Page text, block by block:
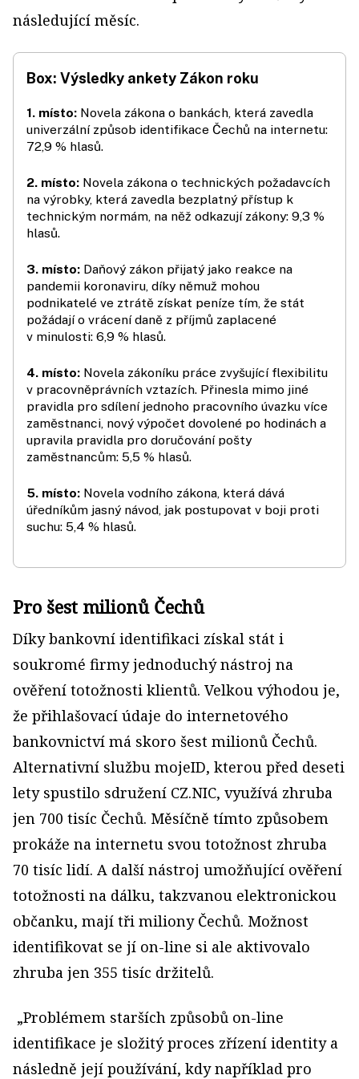
následující měsíc.
Box: Výsledky ankety Zákon roku
1. místo: Novela zákona o bankách, která zavedla
univerzální způsob identifikace Čechů na internetu:
72,9 % hlasů.
2. místo: Novela zákona o technických požadavcích
na výrobky, která zavedla bezplatný přístup k
technickým normám, na něž odkazují zákony: 9,3 %
hlasů.
3. místo: Daňový zákon přijatý jako reakce na
pandemii koronaviru, díky němuž mohou
podnikatelé ve ztrátě získat peníze tím, že stát
požádají o vrácení daně z příjmů zaplacené
v minulosti: 6,9 % hlasů.
4. místo: Novela zákoníku práce zvyšující flexibilitu
v pracovněprávních vztazích. Přinesla mimo jiné
pravidla pro sdílení jednoho pracovního úvazku více
zaměstnanci, nový výpočet dovolené po hodinách a
upravila pravidla pro doručování pošty
zaměstnancům: 5,5 % hlasů.
5. místo: Novela vodního zákona, která dává
úředníkům jasný návod, jak postupovat v boji proti
suchu: 5,4 % hlasů.
Pro šest milionů Čechů
Díky bankovní identifikaci získal stát i
soukromé firmy jednoduchý nástroj na
ověření totožnosti klientů. Velkou výhodou je,
že přihlašovací údaje do internetového
bankovnictví má skoro šest milionů Čechů.
Alternativní službu mojeID, kterou před deseti
lety spustilo sdružení CZ.NIC, využívá zhruba
jen 700 tisíc Čechů. Měsíčně tímto způsobem
prokáže na internetu svou totožnost zhruba
70 tisíc lidí. A další nástroj umožňující ověření
totožnosti na dálku, takzvanou elektronickou
občanku, mají tři miliony Čechů. Možnost
identifikovat se jí on-line si ale aktivovalo
zhruba jen 355 tisíc držitelů.
„Problémem starších způsobů on-line
identifikace je složitý proces zřízení identity a
následně její používání, kdy například pro